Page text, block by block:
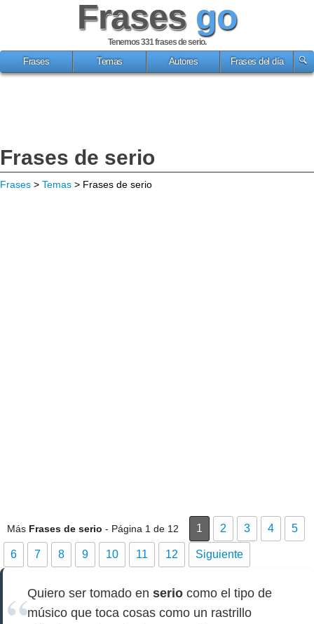
Frases go
Tenemos 331frases de serio.
Frases
Temas Autores Frases del día
Frases de serio
Frases > Temas > Frases de serio
Más Frases de serio - Página 1 de 12 1 2 3 4 5
6 7 8 9 10 11 12 Siguiente
Quiero ser tomado en serio como el tipo de
músico que toca cosas como un rastrillo